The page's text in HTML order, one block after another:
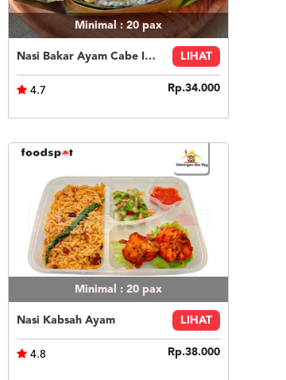
Minimal : 20pax
Nasi Bakar Ayam Cabe Ijo + Kerupuk LIHAT
4.7 Rp.34.000
Minimal : 20 pax
Nasi Kabsah Ayam LIHAT
4.8 Rp.38.000